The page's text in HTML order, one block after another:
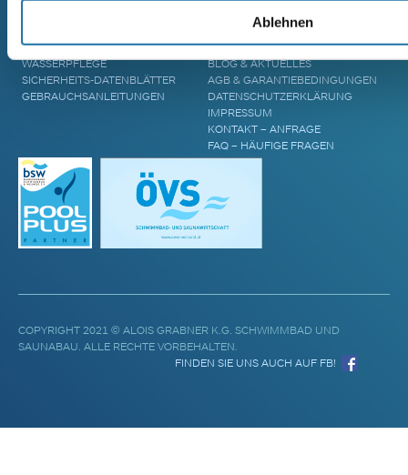
Ablehnen
POOL UPGRADES
WASSERPFLEGE
SICHERHEITS-DATENBLÄTTER
GEBRAUCHSANLEITUNGEN
CRANPOOL – GESCHICHTE &
ZUKUNFT
STANDORTE
BLOG & AKTUELLES
AGB & GARANTIEBEDINGUNGEN
DATENSCHUTZERKLÄRUNG
IMPRESSUM
KONTAKT – ANFRAGE
FAQ – HÄUFIGE FRAGEN
COPYRIGHT 2021 © ALOIS GRABNER K.G. SCHWIMMBAD UND
SAUNABAU. ALLE RECHTE VORBEHALTEN.
FINDEN SIE UNS AUCH AUF FB!